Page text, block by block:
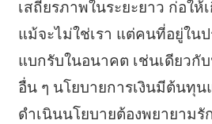
เสถียรภาพในระยะยาว ก่อใ
แม้จะไม่ใช่เรา แต่คนที่อยู่ในป
แบกรับในอนาคต เช่นเดียวกั
อื่น ๆ นโยบายการเงินมีต้นทุ
ดำเนินนโยบายต้องพยายาม